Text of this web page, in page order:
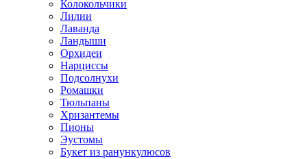
Колокольчики
Лилии
Лаванда
Ландыши
Орхидеи
Нарциссы
Подсолнухи
Ромашки
Тюльпаны
Хризантемы
Пионы
Эустомы
Букет из ранункулюсов